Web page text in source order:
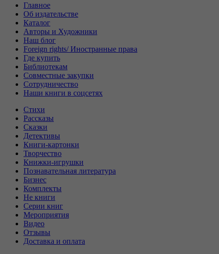
Главное
Об издательстве
Каталог
Авторы и Художники
Наш блог
Foreign rights/ Иностранные права
Где купить
Библиотекам
Совместные закупки
Сотрудничество
Наши книги в соцсетях
Стихи
Рассказы
Сказки
Детективы
Книги-картонки
Творчество
Книжки-игрушки
Познавательная литература
Бизнес
Комплекты
Не книги
Серии книг
Мероприятия
Видео
Отзывы
Доставка и оплата